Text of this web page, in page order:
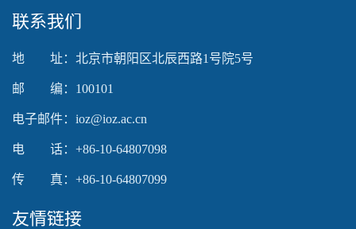
联系我们
地 址：北京市朝阳区北辰西路1号院5号
邮 编：100101
电子邮件：ioz@ioz.ac.cn
电 话：+86-10-64807098
传 真：+86-10-64807099
友情链接